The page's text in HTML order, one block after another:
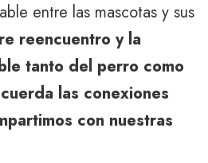
entre las mascotas y sus
reencuentro y la
tanto del perro como
las conexiones
con nuestras